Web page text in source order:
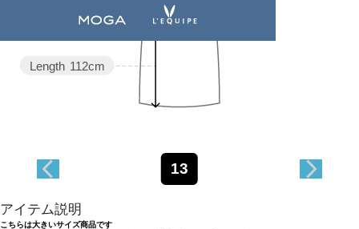
Length 112cm
13
アイテム説明
こちらは大きいサイズ商品です